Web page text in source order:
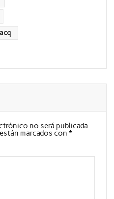
no será publicada.
marcados con *